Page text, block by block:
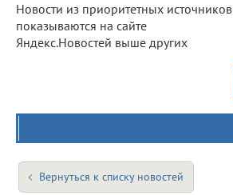
Новости из приоритетных источников
показываются на сайте
Яндекс.Новостей выше других
Вернуться к списку новостей